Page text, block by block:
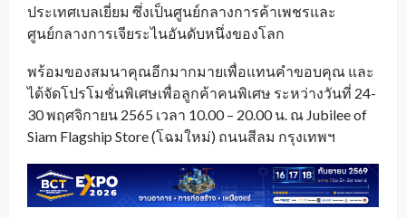
ประเทศเบลเยี่ยม ซึ่งเป็นศูนย์กลางการค้าเพชรและ
ศูนย์กลางการเจียระไนอันดับหนึ่งของโลก
พร้อมของสมนาคุณอีกมากมายเพื่อแทนคำขอบคุณ และ
ได้จัดโปรโมชั่นพิเศษเพื่อลูกค้าคนพิเศษ ระหว่างวันที่ 24-
30 พฤศจิกายน 2565 เวลา 10.00 – 20.00 น. ณ Jubilee of
Siam Flagship Store (โฉมใหม่) ถนนสีลม กรุงเทพฯ